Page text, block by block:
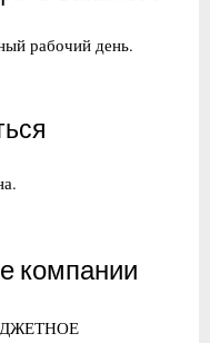
рабочий день.
компании